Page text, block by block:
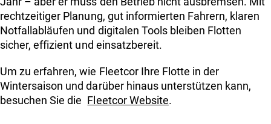
rechtzeitiger Planung, gut informierten Fahrern, klaren
Notfallabläufen und digitalen Tools bleiben Flotten
sicher, effizient und einsatzbereit.
Um zu erfahren, wie Fleetcor Ihre Flotte in der
Wintersaison und darüber hinaus unterstützen kann,
besuchen Sie die Fleetcor Website.